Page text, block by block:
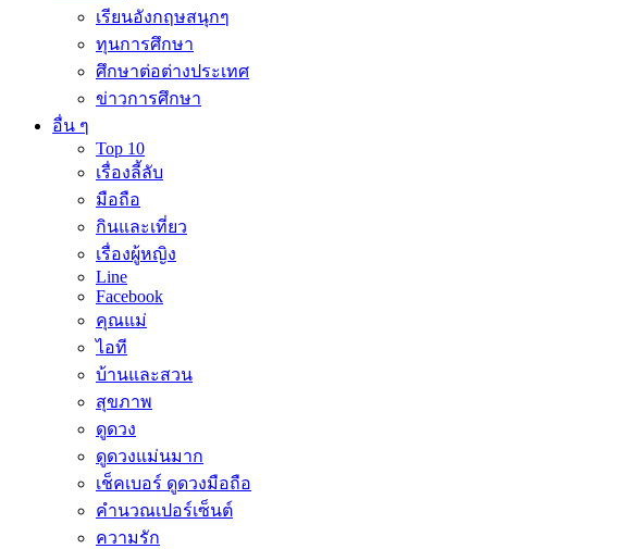
เรียนอังกฤษสนุกๆ
ทุนการศึกษา
ศึกษาต่อต่างประเทศ
ข่าวการศึกษา
อื่น ๆ
Top 10
เรื่องลี้ลับ
มือถือ
กินและเที่ยว
เรื่องผู้หญิง
Line
Facebook
คุณแม่
ไอที
บ้านและสวน
สุขภาพ
ดูดวง
ดูดวงแม่นมาก
เช็คเบอร์ ดูดวงมือถือ
คำนวณเปอร์เซ็นต์
ความรัก